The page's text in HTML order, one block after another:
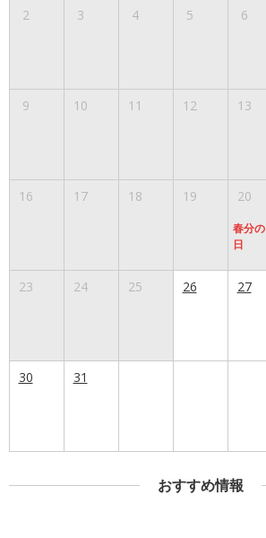
2 3 4 5 6
9 10 11 12 13
16 17 18 19 20
春分の
日
23 24 25 26 27
30 31
おすすめ情報